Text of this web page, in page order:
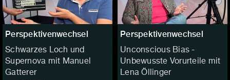
Perspektivenwechsel
Schwarzes Loch und
Supernova mit Manuel
Gatterer
Perspektivenwechsel
Unconscious Bias -
Unbewusste Vorurteile mit
Lena Öllinger